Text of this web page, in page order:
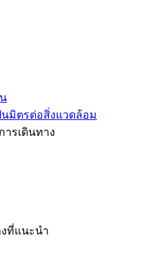
นมิตรต่อสิ่งแวดล้อม
ารเดินทาง
ที่แนะนำ